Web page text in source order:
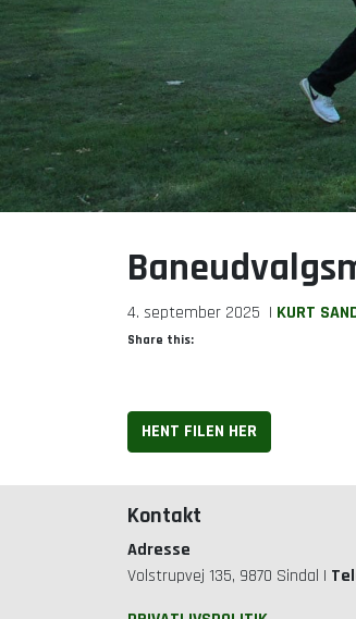
4. september 2025 | KURT
Share this:
HENT FILEN HER
Kontakt
Adresse
Volstrupvej 135, 9870 Sindal |